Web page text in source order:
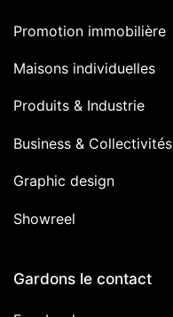
Promotion immobilière
Maisons individuelles
Produits & Industrie
Business & Collectivités
Graphic design
Showreel
Gardons le contact